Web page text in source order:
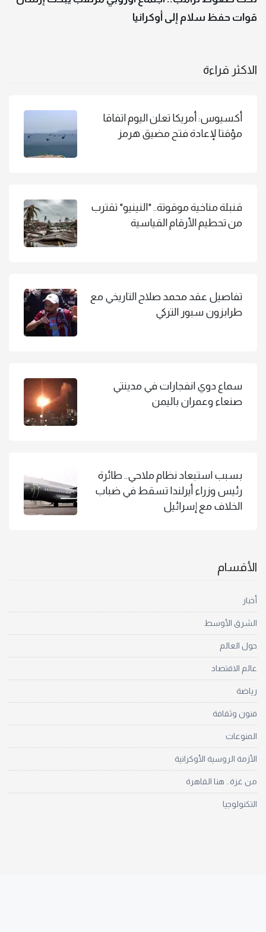
قوات حفظ سلام إلى أوكرانيا
الاكثر قراءة
أكسيوس: أمريكا تعلن اليوم اتفاقا
مؤقتا لإعادة فتح مضيق هرمز
قنبلة مناخية موقوتة.. "النينيو" تقترب
من تحطيم الأرقام القياسية
تفاصيل عقد محمد صلاح التاريخي مع
طرابزون سبور التركي
سماع دوي انفجارات في مدينتي
صنعاء وعمران باليمن
بسبب استبعاد نظام ملاحي.. طائرة
رئيس وزراء أيرلندا تسقط في ضباب
الخلاف مع إسرائيل
الأقسام
أخبار
الشرق الأوسط
حول العالم
عالم الاقتصاد
رياضة
فنون وثقافة
المنوعات
الأزمة الروسية الأوكرانية
من غزة.. هنا القاهرة
التكنولوجيا